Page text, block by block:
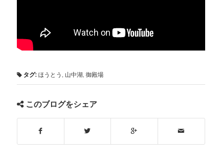
タグ: ほうとう 山中湖 御殿場
このブログをシェア